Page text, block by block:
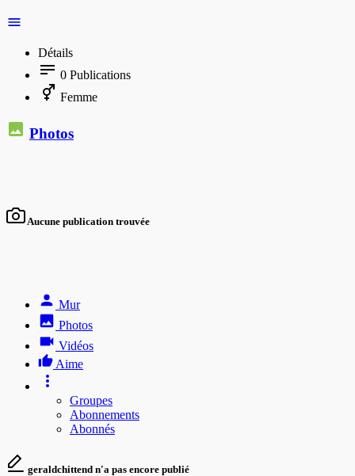
Détails
0 Publications
Femme
Photos
Aucune publication trouvée
Mur
Photos
Vidéos
Aime
Groupes
Abonnements
Abonnés
geraldchittend n'a pas encore publié